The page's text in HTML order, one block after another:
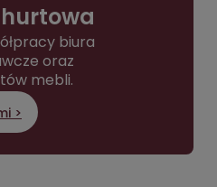
biura
oraz
mebli.
>